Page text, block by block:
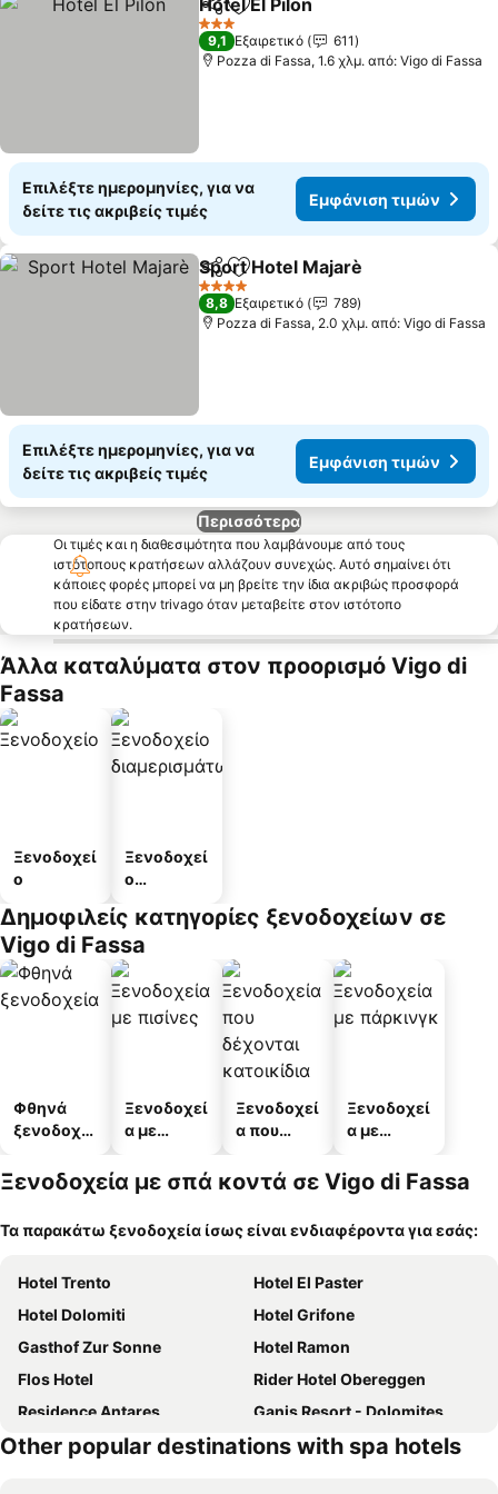
Κοινοποίηση
Προσθήκη στα αγαπημένα
Hotel El Pilon
3 Αστέρια
9,1 Εξαιρετικό
611
Pozza di Fassa, 1.6 χλμ. από: Vigo di Fassa
Επιλέξτε ημερομηνίες, για να
δείτε τις ακριβείς τιμές
Εμφάνιση τιμών
Κοινοποίηση
Προσθήκη στα αγαπημένα
Sport Hotel Majarè
4 Αστέρια
8,8 Εξαιρετικό
789
Pozza di Fassa, 2.0 χλμ. από: Vigo di Fassa
Επιλέξτε ημερομηνίες, για να
δείτε τις ακριβείς τιμές
Εμφάνιση τιμών
Περισσότερα
Οι τιμές και η διαθεσιμότητα που λαμβάνουμε από τους
ιστότοπους κρατήσεων αλλάζουν συνεχώς. Αυτό σημαίνει ότι
κάποιες φορές μπορεί να μη βρείτε την ίδια ακριβώς προσφορά
που είδατε στην trivago όταν μεταβείτε στον ιστότοπο
κρατήσεων.
Άλλα καταλύματα στον προορισμό Vigo di
Fassa
Ξενοδοχεί
ο
Ξενοδοχεί
ο
άτων
Δημοφιλείς κατηγορίες ξενοδοχείων σε
Vigo di Fassa
Φθηνά
ξενοδοχεί
Ξενοδοχεί
α με
Ξενοδοχεί
α που
κατοικίδι
α
Ξενοδοχεί
α με
Ξενοδοχεία με σπά κοντά σε Vigo di Fassa
Τα παρακάτω ξενοδοχεία ίσως είναι ενδιαφέροντα για εσάς:
Hotel Trento
Hotel El Paster
Hotel Dolomiti
Hotel Grifone
Gasthof Zur Sonne
Hotel Ramon
Flos Hotel
Rider Hotel Obereggen
Residence Antares
Ganis Resort - Dolomites
Hotel Rododendro Val di Fassa
La Paula Apartments & Suites
Other popular destinations with spa hotels